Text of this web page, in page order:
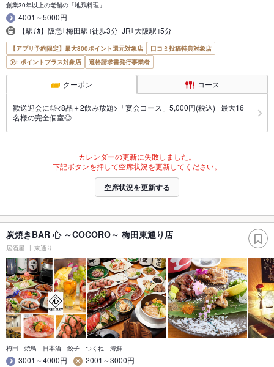
創業30年以上の老舗の「地鶏料理」
4001～5000円
【駅ﾁｶ】阪急｢梅田駅｣徒歩3分･JR｢大阪駅｣5分
【アプリ予約限定】最大800ポイント還元対象店
口コミ投稿特典対象店
ポイントプラス対象店
適格請求書発行事業者
クーポン コース
歓送迎会に◎<8品＋2飲み放題>「宴会コース」5,000円(税込) | 最大16
名様の完全個室◎
カレンダーの更新に失敗しました。
下記ボタンを押して空席状況を更新してください。
空席状況を更新する
炭焼きBAR 心 ～COCORO～ 梅田東通り店
居酒屋 東通り
梅田 焼鳥 日本酒 餃子 つくね 海鮮
3001～4000円
2001～3000円